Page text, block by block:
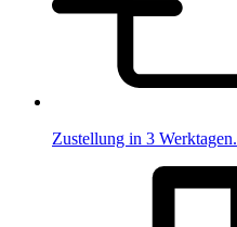
Zustellung in 3 Werktagen.